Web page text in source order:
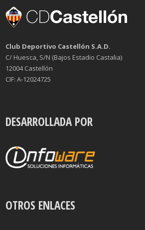
Club Deportivo Castellón S.A.D.
C/ Huesca, S/N (Bajos Estadio Castalia)
12004 Castellón
CIF: A-12024725
DESARROLLADA POR
OTROS ENLACES